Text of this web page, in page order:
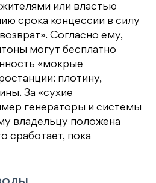
или властью
срока концессии в силу
Согласно ему,
могут бесплатно
«мокрые
плотину,
За «сухие
генераторы и системы
владельцу положена
сработает, пока